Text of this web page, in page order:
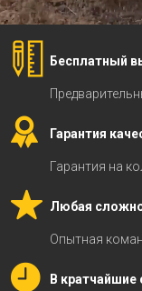
Бесплатный
Гарантия
Гарантия на
Любая
Опытная
В кратчайшие